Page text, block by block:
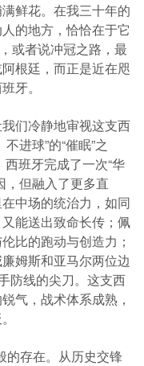
鲜花。在我三十年的
的地方，恰恰在于它
或者说冲冠之路，最
根廷，而正是近在咫
牙。
们冷静地审视这支西
进球”的“催眠”之
班牙完成了一次“华
，但融入了更多直
中场的统治力，如同
能送出致命长传；佩
比的跑动与创造力；
姆斯和亚马尔两位边
防线的尖刀。这支西
气，战术体系成熟，
的存在。从历史交锋